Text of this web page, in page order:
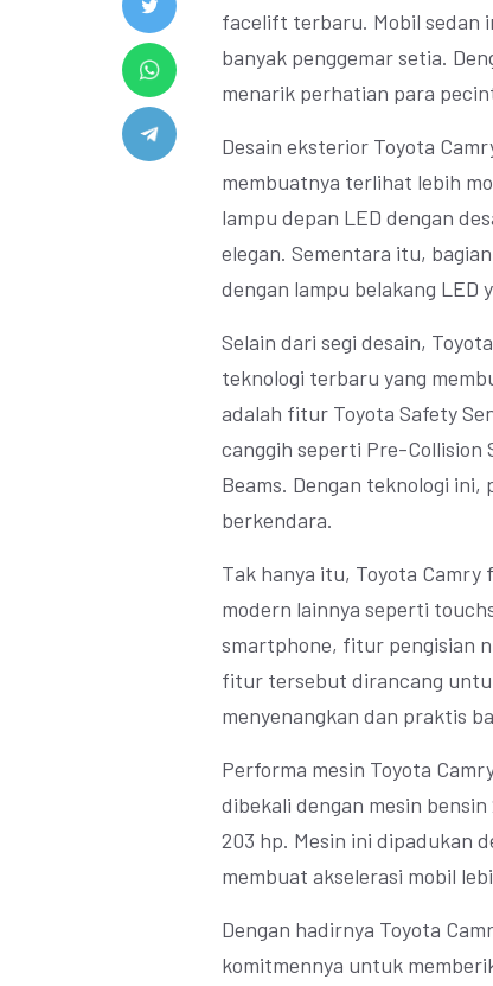
facelift terbaru. Mobil sedan
banyak penggemar setia.
menarik perhatian para
Desain eksterior Toyota
membuatnya terlihat lebih
lampu depan LED dengan
elegan. Sementara itu,
dengan lampu belakang LED
Selain dari segi desain,
teknologi terbaru yang
adalah fitur Toyota Safety
canggih seperti Pre-Collision
Beams. Dengan teknologi
berkendara.
Tak hanya itu, Toyota
modern lainnya seperti
smartphone, fitur pengisian
fitur tersebut dirancang
menyenangkan dan praktis
Performa mesin Toyota
dibekali dengan mesin
203 hp. Mesin ini dipadukan
membuat akselerasi mobil
Dengan hadirnya Toyota
komitmennya untuk